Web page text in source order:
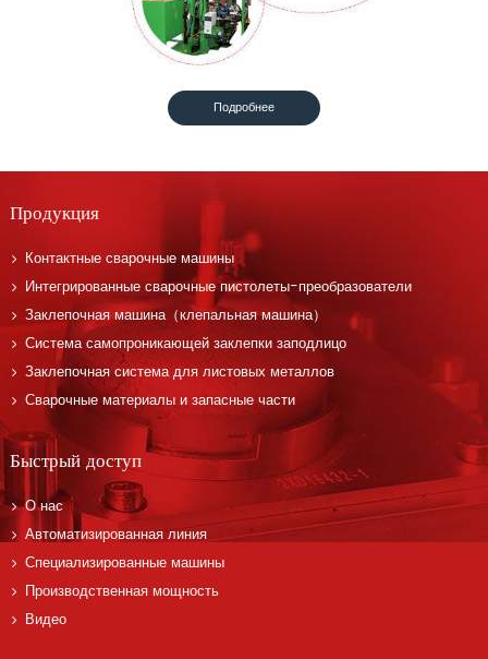
Подробнее
Продукция
Контактные сварочные машины
Интегрированные сварочные пистолеты-преобразователи
Заклепочная машина（клепальная машина）
Система самопроникающей заклепки заподлицо
Заклепочная система для листовых металлов
Сварочные материалы и запасные части
Быстрый доступ
О нас
Автоматизированная линия
Специализированные машины
Производственная мощность
Видео